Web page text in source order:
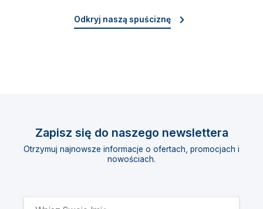
Odkryj naszą spuściznę
Zapisz się do naszego newslettera
Otrzymuj najnowsze informacje o ofertach, promocjach i
nowościach.